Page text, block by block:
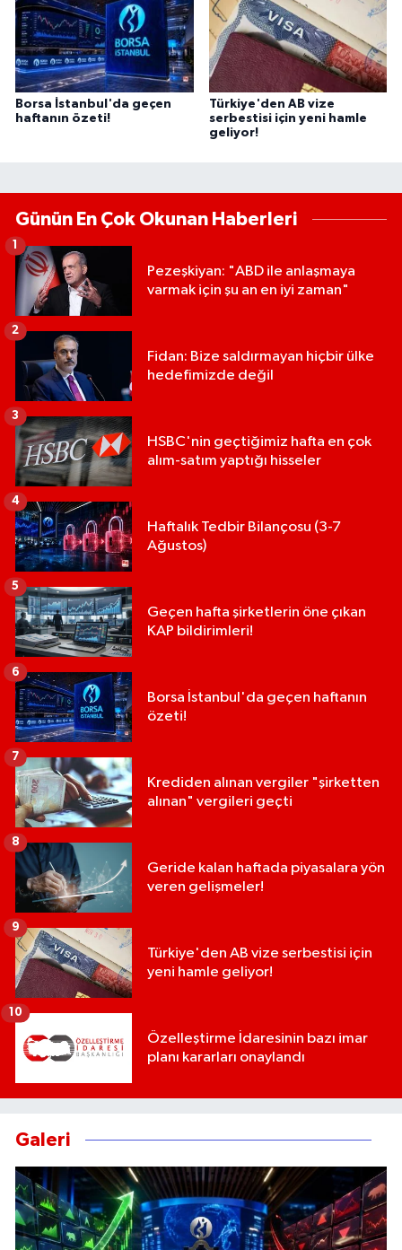
Borsa İstanbul'da geçen
haftanın özeti!
Türkiye'den AB vize
serbestisi için yeni hamle
geliyor!
Günün En Çok Okunan Haberleri
Pezeşkiyan: "ABD ile anlaşmaya
varmak için şu an en iyi zaman"
Fidan: Bize saldırmayan hiçbir ülke
hedefimizde değil
2
HSBC'nin geçtiğimiz hafta en çok
alım-satım yaptığı hisseler
3
Haftalık Tedbir Bilançosu (3-7
Ağustos)
4
Geçen hafta şirketlerin öne çıkan
KAP bildirimleri!
5
Borsa İstanbul'da geçen haftanın
özeti!
6
Krediden alınan vergiler "şirketten
alınan" vergileri geçti
7
Geride kalan haftada piyasalara yön
veren gelişmeler!
8
Türkiye'den AB vize serbestisi için
yeni hamle geliyor!
9
Özelleştirme İdaresinin bazı imar
planı kararları onaylandı
10
Galeri